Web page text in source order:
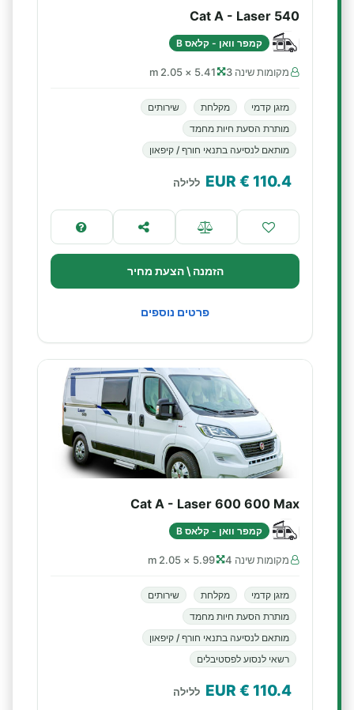
Cat A - Laser 540
קמפר וואן - קלאס B
מקומות שינה 3 5.41 × 2.05 m
מזגן קדמי מקלחת
שירותים
מותרת הסעת חיות מחמד
מותאם לנסיעה בתנאי חורף / קיפאון
110.4
€ EUR ללילה
הזמנה \ הצעת מחיר
פרטים נוספים
Cat A - Laser 600 600 Max
קמפר וואן - קלאס B
מקומות שינה 4 5.99 × 2.05 m
מזגן קדמי מקלחת
שירותים
מותרת הסעת חיות מחמד
מותאם לנסיעה בתנאי חורף / קיפאון
רשאי לנסוע לפסטיבלים
110.4
€ EUR ללילה